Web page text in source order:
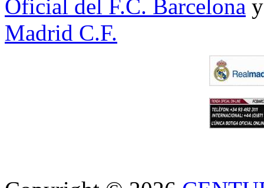
Oficial del F.C. Barcelona
Madrid C.F.